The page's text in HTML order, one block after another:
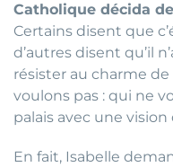
Catholique décida
Certains disent que
d’autres disent qu’il
résister au charme
voulons pas : qui ne
palais avec une vision
En fait, Isabelle